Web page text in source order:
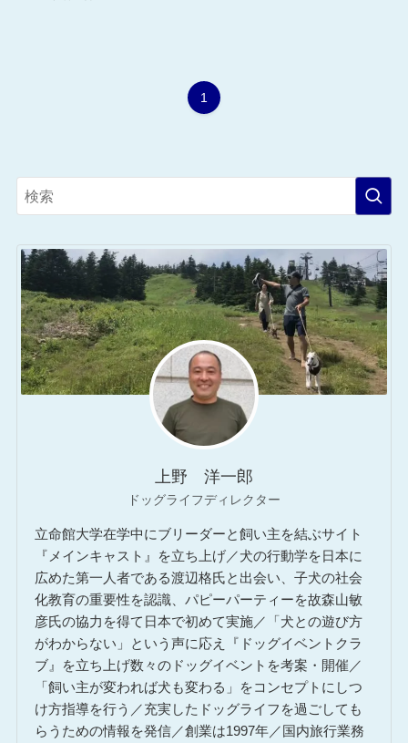
1
上野 洋一郎
ドッグライフディレクター
立命館大学在学中にブリーダーと飼い主を結ぶサイト
『メインキャスト』を立ち上げ／犬の行動学を日本に
広めた第一人者である渡辺格氏と出会い、子犬の社会
化教育の重要性を認識、パピーパーティーを故森山敏
彦氏の協力を得て日本で初めて実施／「犬との遊び方
がわからない」という声に応え『ドッグイベントクラ
ブ』を立ち上げ数々のドッグイベントを考案・開催／
「飼い主が変われば犬も変わる」をコンセプトにしつ
け方指導を行う／充実したドッグライフを過ごしても
らうための情報を発信／創業は1997年／国内旅行業務